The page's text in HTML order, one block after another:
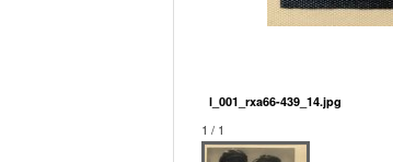
l_001_rxa66-439_14.jpg
1 / 1